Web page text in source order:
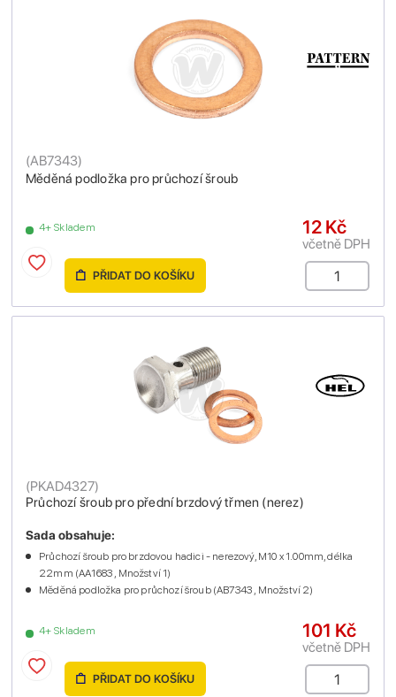
Měděná podložka pro průchozí šroub
(AB7343)
4+ Skladem 12 Kč
včetně DPH
PŘIDAT DO KOŠÍKU
Průchozí šroub pro přední brzdový třmen (nerez)
(PKAD4327)
4+ Skladem
Sada obsahuje:
Průchozí šroub pro brzdovou hadici - nerezový, M10 x 1.00mm, délka
22mm (AA1683 , Množství 1)
Měděná podložka pro průchozí šroub (AB7343 , Množství 2)
101 Kč
včetně DPH
PŘIDAT DO KOŠÍKU